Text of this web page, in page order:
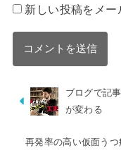
新しい投稿をメー
ブログで記
が変わる
再発率の高い仮面う